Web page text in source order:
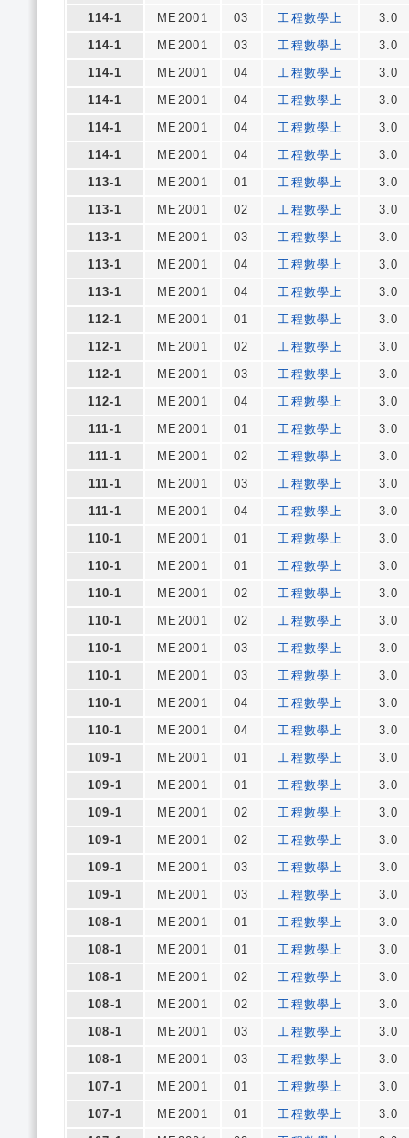
114-1
ME2001 03 工程數學上
3.0
114-1
ME2001 03 工程數學上
3.0
114-1
ME2001 04 工程數學上
3.0
114-1
ME2001 04 工程數學上
3.0
114-1
ME2001 04 工程數學上
3.0
114-1
ME2001 04 工程數學上
3.0
113-1
ME2001 01 工程數學上
3.0
113-1
ME2001 02 工程數學上
3.0
113-1
ME2001 03 工程數學上
3.0
113-1
ME2001 04 工程數學上
3.0
113-1
ME2001 04 工程數學上
3.0
112-1
ME2001 01 工程數學上
3.0
112-1
ME2001 02 工程數學上
3.0
112-1
ME2001 03 工程數學上
3.0
112-1
ME2001 04 工程數學上
3.0
111-1
ME2001 01 工程數學上
3.0
111-1
ME2001 02 工程數學上
3.0
111-1
ME2001 03 工程數學上
3.0
111-1
ME2001 04 工程數學上
3.0
110-1
ME2001 01 工程數學上
3.0
110-1
ME2001 01 工程數學上
3.0
110-1
ME2001 02 工程數學上
3.0
110-1
ME2001 02 工程數學上
3.0
110-1
ME2001 03 工程數學上
3.0
110-1
ME2001 03 工程數學上
3.0
110-1
ME2001 04 工程數學上
3.0
110-1
ME2001 04 工程數學上
3.0
109-1
ME2001 01 工程數學上
3.0
109-1
ME2001 01 工程數學上
3.0
109-1
ME2001 02 工程數學上
3.0
109-1
ME2001 02 工程數學上
3.0
109-1
ME2001 03 工程數學上
3.0
109-1
ME2001 03 工程數學上
3.0
108-1
ME2001 01 工程數學上
3.0
108-1
ME2001 01 工程數學上
3.0
108-1
ME2001 02 工程數學上
3.0
108-1
ME2001 02 工程數學上
3.0
108-1
ME2001 03 工程數學上
3.0
108-1
ME2001 03 工程數學上
3.0
107-1
ME2001 01 工程數學上
3.0
107-1
ME2001 01 工程數學上
3.0